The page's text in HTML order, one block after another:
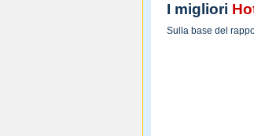
I migliori
Sulla base del